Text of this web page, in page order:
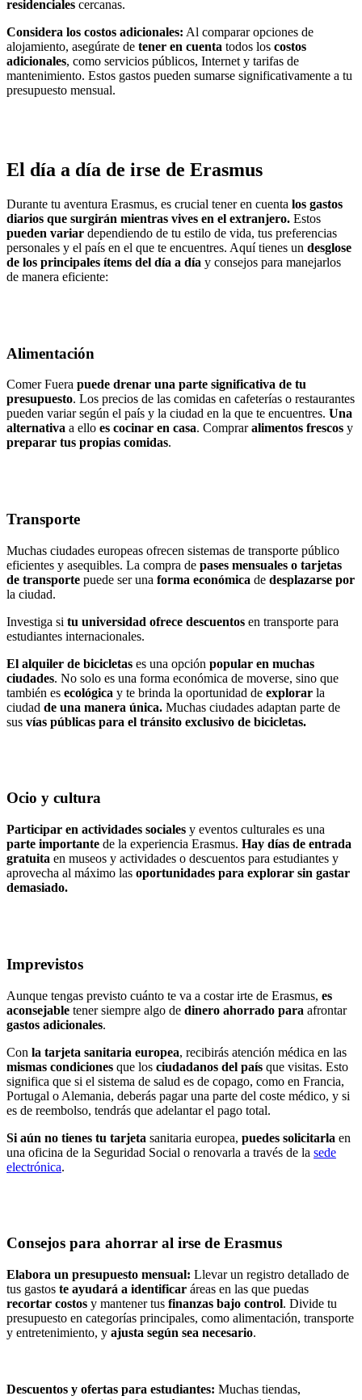
residenciales cercanas.
Considera los costos adicionales: Al comparar opciones de
alojamiento, asegúrate de tener en cuenta todos los costos
adicionales, como servicios públicos, Internet y tarifas de
mantenimiento. Estos gastos pueden sumarse significativamente a tu
presupuesto mensual.
El día a día de irse de Erasmus
Durante tu aventura Erasmus, es crucial tener en cuenta los gastos
diarios que surgirán mientras vives en el extranjero. Estos
pueden variar dependiendo de tu estilo de vida, tus preferencias
personales y el país en el que te encuentres. Aquí tienes un desglose
de los principales ítems del día a día y consejos para manejarlos
de manera eficiente:
Alimentación
Comer Fuera puede drenar una parte significativa de tu
presupuesto. Los precios de las comidas en cafeterías o restaurantes
pueden variar según el país y la ciudad en la que te encuentres. Una
alternativa a ello es cocinar en casa. Compraralimentos frescos y
preparar tus propias comidas.
Transporte
Muchas ciudades europeas ofrecen sistemas de transporte público
eficientes y asequibles. La compra de pases mensuales o tarjetas
de transporte puede ser una forma económica de desplazarse por
la ciudad.
Investiga si tu universidad ofrece descuentos en transporte para
estudiantes internacionales.
El alquiler de bicicletas es una opción popular en muchas
ciudades. No solo es una forma económica de moverse, sino que
también es ecológica y te brinda la oportunidad de explorar la
ciudad de una manera única. Muchas ciudades adaptan parte de
sus vías públicas para el tránsito exclusivo de bicicletas.
Ocio y cultura
Participar en actividades sociales y eventos culturales es una
parte importante de la experiencia Erasmus. Hay días de entrada
gratuita en museos y actividades o descuentos para estudiantes y
aprovecha al máximo las oportunidades para explorar sin gastar
demasiado.
Imprevistos
Aunque tengas previsto cuánto te va a costar irte de Erasmus, es
aconsejable tener siempre algo de dinero ahorrado para afrontar
gastos adicionales.
Con la tarjeta sanitaria europea, recibirás atención médica en las
mismas condiciones que los ciudadanos del país que visitas. Esto
significa que si el sistema de salud es de copago, como en Francia,
Portugal o Alemania, deberás pagar una parte del coste médico, y si
es de reembolso, tendrás que adelantar el pago total.
Si aún no tienes tu tarjeta sanitaria europea, puedes solicitarla en
una oficina de la Seguridad Social o renovarla a través de la sede
electrónica.
Consejos para ahorrar al irse de Erasmus
Elabora un presupuesto mensual: Llevar un registro detallado de
tus gastos te ayudará a identificar áreas en las que puedas
recortar costos y mantener tus finanzas bajo control. Divide tu
presupuesto en categorías principales, como alimentación, transporte
y entretenimiento, y ajusta según sea necesario.
Descuentos y ofertas para estudiantes: Muchas tiendas,